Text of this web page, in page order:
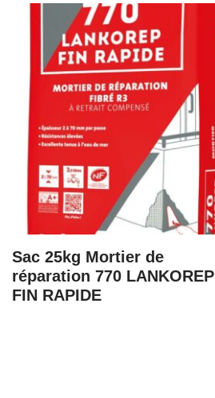
Sac 25kg Mortier de
réparation 770 LANKOREP
FIN RAPIDE